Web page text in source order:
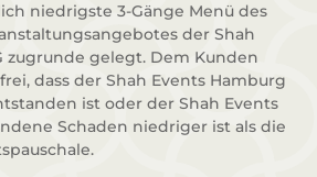
niedrigste 3-Gänge Menü des
der Shah
zugrunde gelegt. Dem Kunden
dass der Shah Events Hamburg
ist oder der Shah Events
Schaden niedriger ist als die